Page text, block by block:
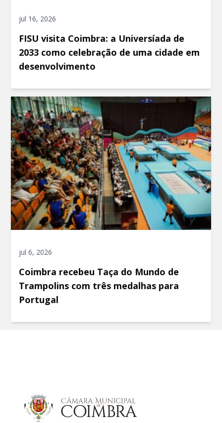
jul 16, 2026
FISU visita Coimbra: a Universíada de
2033 como celebração de uma cidade em
desenvolvimento
jul 6, 2026
Coimbra recebeu Taça do Mundo de
Trampolins com três medalhas para
Portugal